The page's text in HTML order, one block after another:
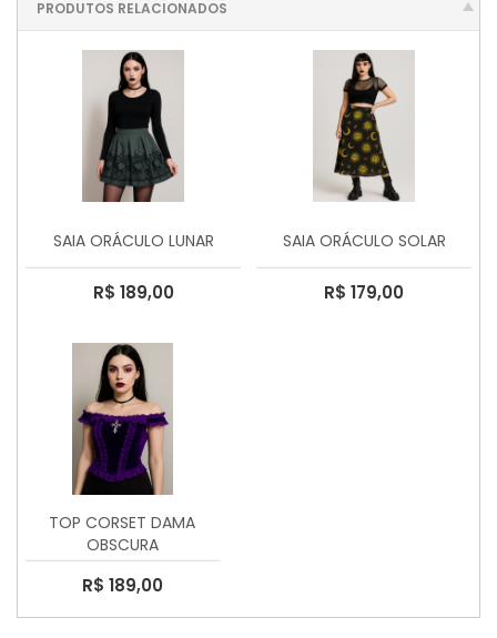
PRODUTOS RELACIONADOS
SAIA ORÁCULO LUNAR
R$ 189,00
SAIA ORÁCULO SOLAR
R$ 179,00
TOP CORSET DAMA
OBSCURA
R$ 189,00